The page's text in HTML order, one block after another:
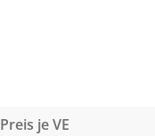
Preis je VE